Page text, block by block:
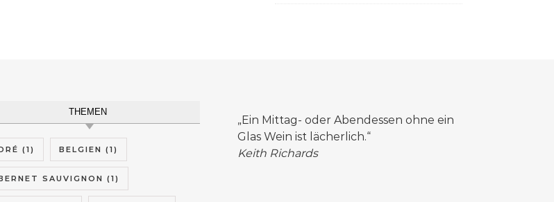
THEMEN
(1) BELGIEN (1)
SAUVIGNON (1)
„Ein Mittag- oder Abendessen ohne ein
Glas Wein ist lächerlich.“
Keith Richards